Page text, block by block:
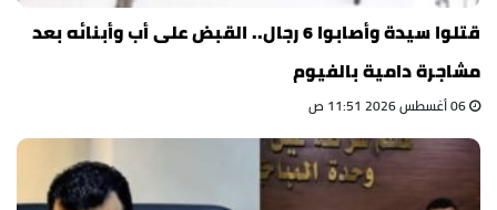
قتلوا سيدة وأصابوا 6 رجال.. القبض على أب وأبنائه بعد
مشاجرة دامية بالفيوم